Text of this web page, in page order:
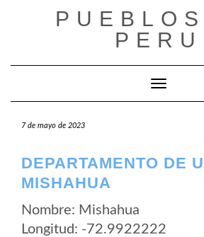
PERU
Cambiar
7 de mayo de 2023
DEPARTAMENTO DE
MISHAHUA
Nombre: Mishahua
Longitud: -72.9922222